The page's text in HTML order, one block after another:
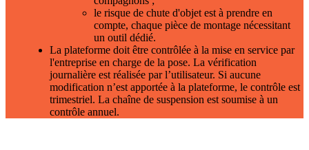
le risque de chute d'objet est à prendre en
compte, chaque pièce de montage nécessitant
un outil dédié.
La plateforme doit être contrôlée à la mise en service par
l'entreprise en charge de la pose. La vérification
journalière est réalisée par l’utilisateur. Si aucune
modification n’est apportée à la plateforme, le contrôle est
trimestriel. La chaîne de suspension est soumise à un
contrôle annuel.